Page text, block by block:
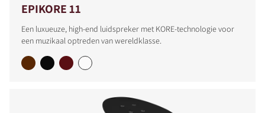
EPIKORE 11
Een luxueuze, high-end luidspreker met KORE-technologie voor
een muzikaal optreden van wereldklasse.